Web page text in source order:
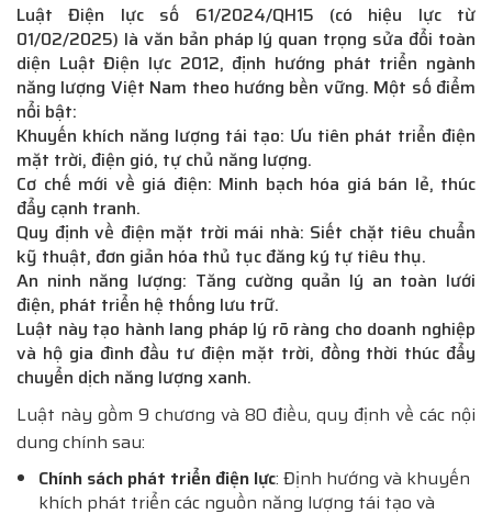
Luật Điện lực số 61/2024/QH15 (có hiệu lực từ
01/02/2025) là văn bản pháp lý quan trọng sửa đổi toàn
diện Luật Điện lực 2012, định hướng phát triển ngành
năng lượng Việt Nam theo hướng bền vững. Một số điểm
nổi bật:
Khuyến khích năng lượng tái tạo: Ưu tiên phát triển điện
mặt trời, điện gió, tự chủ năng lượng.
Cơ chế mới về giá điện: Minh bạch hóa giá bán lẻ, thúc
đẩy cạnh tranh.
Quy định về điện mặt trời mái nhà: Siết chặt tiêu chuẩn
kỹ thuật, đơn giản hóa thủ tục đăng ký tự tiêu thụ.
An ninh năng lượng: Tăng cường quản lý an toàn lưới
điện, phát triển hệ thống lưu trữ.
Luật này tạo hành lang pháp lý rõ ràng cho doanh nghiệp
và hộ gia đình đầu tư điện mặt trời, đồng thời thúc đẩy
chuyển dịch năng lượng xanh.
Luật này gồm 9 chương và 80 điều, quy định về các nội
dung chính sau:
Chính sách phát triển điện lực: Định hướng và khuyến
khích phát triển các nguồn năng lượng tái tạo và